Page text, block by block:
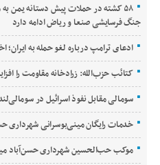
۵۸ کشته در حملات پیش دستانه یمن
جنگ فرسایشی صنعا و ریاض ادامه دارد
ادعای ترامپ درباره لغو حمله به
کتائب حزب‌الله: زرادخانه مقاومت را
سومالی مقابل نفوذ اسرائیل در
خدمات رایگان مینی‌بوسرانی شهرداری
موکب حب‌الحسین شهرداری حسن‌آباد